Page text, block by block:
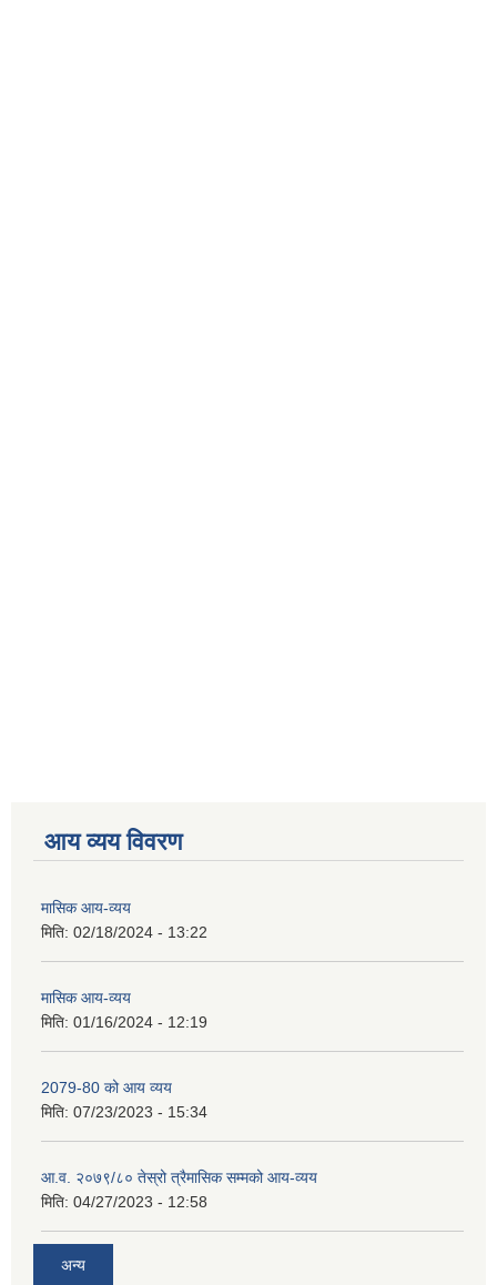
आय व्यय विवरण
मासिक आय-व्यय
मिति: 02/18/2024 - 13:22
मासिक आय-व्यय
मिति: 01/16/2024 - 12:19
2079-80 को आय व्यय
मिति: 07/23/2023 - 15:34
आ.व. २०७९/८० तेस्रो त्रैमासिक सम्मको आय-व्यय
मिति: 04/27/2023 - 12:58
अन्य